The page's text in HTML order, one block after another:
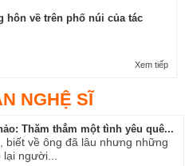
hôn về trên phố núi của tác
Xem tiếp
NGHỆ SĨ
Thăm thẳm một tình yêu quê...
biết về ông đã lâu nhưng những
người...